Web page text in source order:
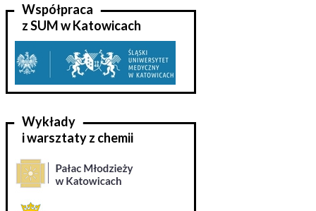
Współpraca
z SUM w Katowicach
Wykłady
i warsztaty z chemii